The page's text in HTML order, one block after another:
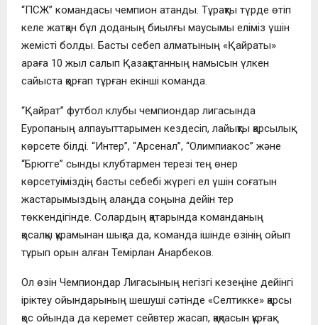
“ПСЖ” командасы чемпион атанды. Тұрақты түрде өтіп
келе жатқан бұл доданың биылғы маусымы еліміз үшін
жемісті болды. Басты себеп алматының «Қайраты»
араға 10 жыл салып Қазақстанның намысын үлкен
сайыста қорғап тұрған екінші команда.
“Қайрат” футбол клубы чемпиондар лигасында
Еуропаның алпауыттарымен кездесіп, лайықты қарсылық
көрсете білді. “Интер”, “Арсенал”, “Олимпиакос” және
“Брюгге” сынды клубтармен терезі тең өнер
көрсетуіміздің басты себебі жүрегі ел үшін соғатын
жастарымыздың алаңда соңына дейін тер
төккендігінде. Солардың қатарында команданың
қосалқы құрамынан шықса да, команда ішінде өзінің ойып
тұрып орын алған Темірлан Анарбеков.
Ол өзін Чемпиондар Лигасының негізгі кезеңіне дейінгі
іріктеу ойындарының шешуші сәтінде «Селтикке» қарсы
қос ойында да керемет сейвтер жасап, қақпасын құрғақ